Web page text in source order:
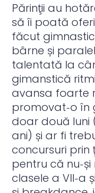
Părinţii au
să îi poată
făcut
bârne și
talentată la
gimanstică
avansa foarte
promovat‑o
doar două luni
ani) și ar fi
concursuri prin
pentru că
clasele a VII‑a